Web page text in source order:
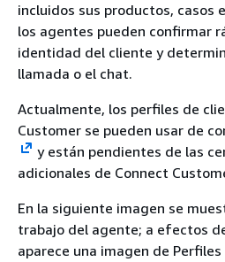
incluidos sus productos, casos
los agentes pueden confirmar
identidad del cliente y
llamada o el chat.
Actualmente, los perfiles de
Customer se pueden usar de
y están pendientes de las
adicionales de Connect
En la siguiente imagen se
trabajo del agente; a efectos
aparece una imagen de